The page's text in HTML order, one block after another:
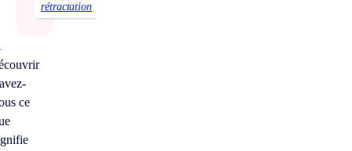
rétractation
ce